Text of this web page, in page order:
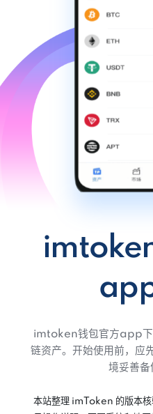
imtoken钱包官方app下
链资产。开始使用前，应
境妥善备
本站整理 imToken 的版本核